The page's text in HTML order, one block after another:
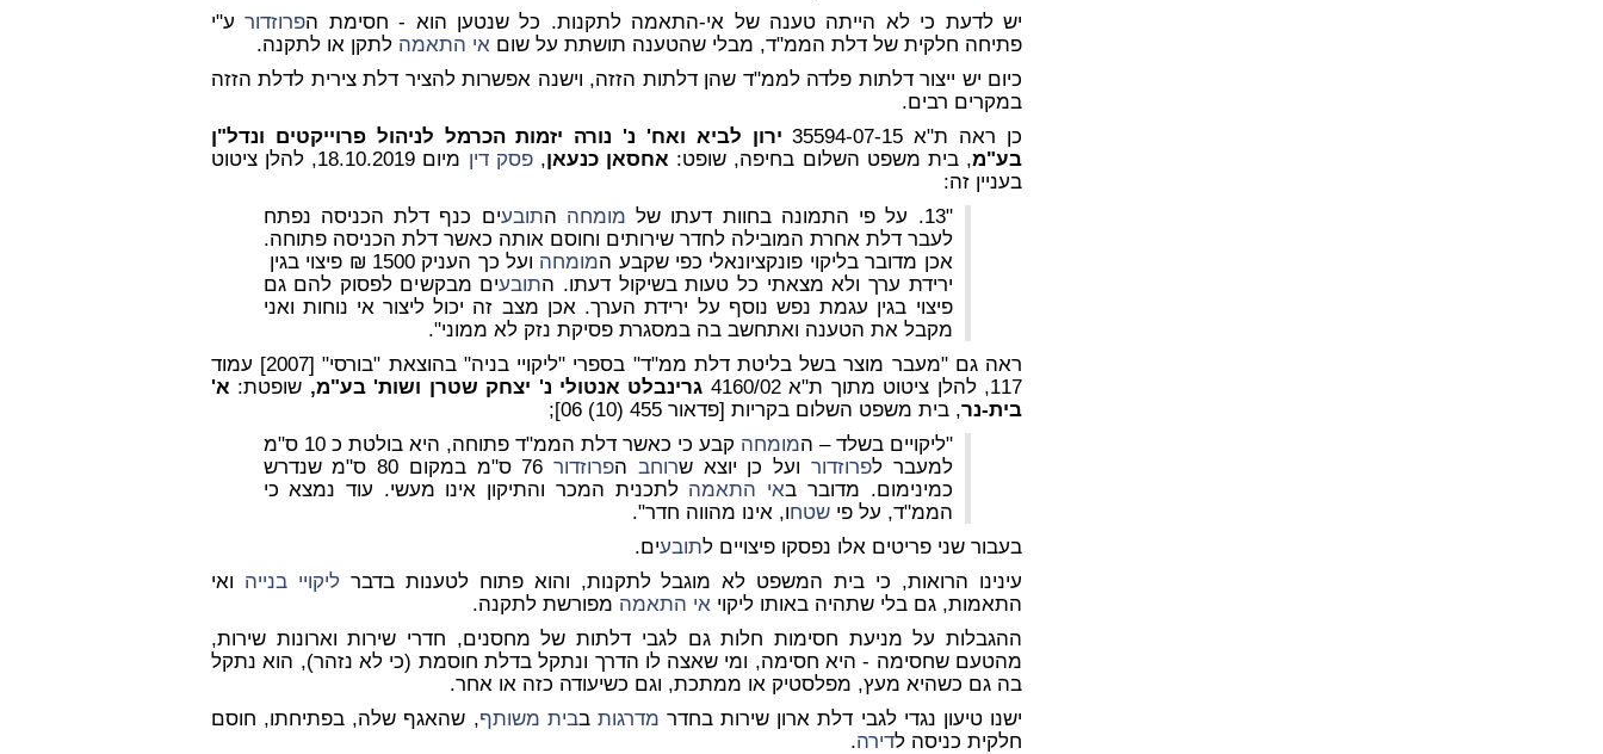
יש לדעת כי לא הייתה טענה של אי-התאמה לתקנות. כל שנטען הוא - חסימת הפרוזדורע"י
פתיחה חלקית של דלת הממ"ד, מבלי שהטענה תושתת על שום אי התאמה לתקן או לתקנה.
כיום יש ייצור דלתות פלדה לממ"ד שהן דלתות הזזה, וישנה אפשרות להציר דלת צירית לדלת הזזה
במקרים רבים.
כן ראה ת"א 35594-07-15
ירון לביא ואח' נ' נורה יזמות הכרמל לניהול פרוייקטים ונדל"ן
בע"מ, בית משפט השלום בחיפה, שופט: אחסאן כנעאן,פסק דין
מיום 18.10.2019, להלן ציטוט
בעניין זה:
"13. על פי התמונה בחוות דעתו של
מומחה התובעים כנף דלת הכניסה נפתח
לעבר דלת אחרת המובילה לחדר שירותים וחוסם אותה כאשר דלת הכניסה פתוחה.
אכן מדובר בליקוי פונקציונאלי כפי שקבע המומחה
ועל כך העניק 1500 ₪ פיצוי בגין
ירידת ערך ולא מצאתי כל טעות בשיקול דעתו. התובעים מבקשים לפסוק להם גם
פיצוי בגין עגמת נפש נוסף על ירידת הערך. אכן מצב זה יכול ליצור אי נוחות ואני
מקבל את הטענה ואתחשב בה במסגרת פסיקת נזק לא ממוני".
ראה גם "מעבר מוצר בשל בליטת דלת ממ"ד" בספרי "ליקויי בניה" בהוצאת "בורסי" [2007] עמוד
117, להלן ציטוט מתוך ת"א 4160/02
גרינבלט אנטולי נ' יצחק שטרן ושות' בע"מ, שופטת: א'
בית-נר, בית משפט השלום בקריות [פדאור 455 (10) 06];
"ליקויים בשלד – המומחה
קבע כי כאשר דלת הממ"ד פתוחה, היא בולטת כ 10 ס"מ
למעבר לפרוזדור ועל כן יוצא שרוחב הפרוזדור
76 ס"מ במקום 80 ס"מ שנדרש
כמינימום. מדובר באי התאמה לתכנית המכר והתיקון אינו מעשי. עוד נמצא כי
הממ"ד, על פישטחו, אינו מהווה חדר".
בעבור שני פריטים אלו נפסקו פיצויים לתובעים.
עינינו הרואות, כי בית המשפט לא מוגבל לתקנות, והוא פתוח לטענות בדברליקויי בנייה ואי
התאמות, גם בלי שתהיה באותו ליקוי אי התאמה מפורשת לתקנה.
ההגבלות על מניעת חסימות חלות גם לגבי דלתות של מחסנים, חדרי שירות וארונות שירות,
מהטעם שחסימה - היא חסימה, ומי שאצה לו הדרך ונתקל בדלת חוסמת (כי לא נזהר), הוא נתקל
בה גם כשהיא מעץ, מפלסטיק או ממתכת, וגם כשיעודה כזה או אחר.
ישנו טיעון נגדי לגבי דלת ארון שירות בחדר מדרגות בבית משותף, שהאגף שלה, בפתיחתו, חוסם
חלקית כניסה לדירה.